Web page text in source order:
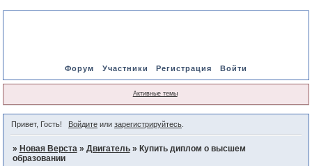
Форум Участники Регистрация Войти
Активные темы
Привет, Гость! Войдитеили зарегистрируйтесь.
» Новая Верста » Двигатель » Купить диплом о высшем
образовании